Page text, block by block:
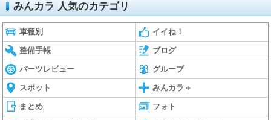
みんカラ 人気のカテゴリ
車種別 イイね！
整備手帳 ブログ
パーツレビュー グループ
スポット みんカラ＋
まとめ フォト